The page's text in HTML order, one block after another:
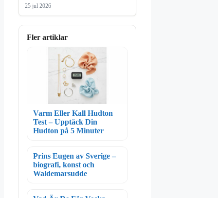
25 jul 2026
Fler artiklar
Varm Eller Kall Hudton
Test – Upptäck Din
Hudton på 5 Minuter
Prins Eugen av Sverige –
biografi, konst och
Waldemarsudde